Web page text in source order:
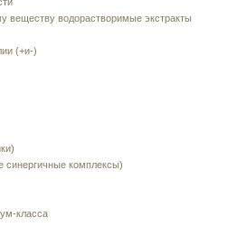
веществу водорастворимые экстракты
(+и-)
синергичные комплексы)
класса